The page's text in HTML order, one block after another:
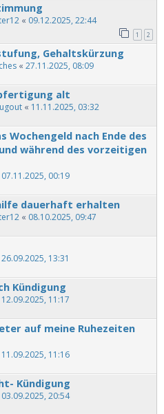
« 09.12.2025, 22:44
1 2
Gehaltskürzung
« 27.11.2025, 08:09
alt
« 11.11.2025, 03:32
Wochengeld nach Ende des
während des vorzeitigen
07.11.2025, 00:19
dauerhaft erhalten
« 08.10.2025, 09:47
26.09.2025, 13:31
Kündigung
12.09.2025, 11:17
auf meine Ruhezeiten
11.09.2025, 11:16
Kündigung
03.09.2025, 20:54